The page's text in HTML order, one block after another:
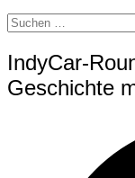
IndyCar-
Geschichte